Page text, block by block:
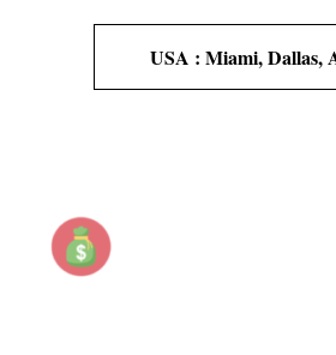
USA : Miami, Dallas,